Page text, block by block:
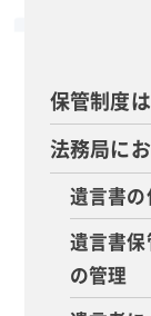
保管制度
法務局に
遺言書
遺言書
の管理